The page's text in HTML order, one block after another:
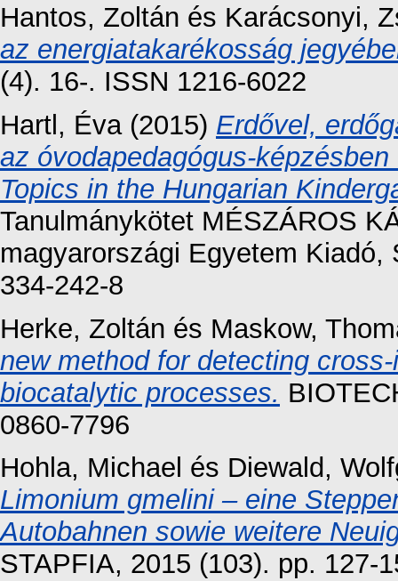
Hantos, Zoltán és Karácsonyi,
az energiatakarékosság
(4). 16-. ISSN 1216-6022
Hartl, Éva(2015) Erdővel,
az óvodapedagógus-
Topics in the Hungarian
Tanulmánykötet MÉSZÁROS
magyarországi Egyetem
334-242-8
Herke, Zoltán és Maskow,
new method for detecting
biocatalytic processes.
0860-7796
Hohla, Michael és Diewald,
Limonium gmelini – eine
Autobahnen sowie weitere
STAPFIA, 2015 (103). pp. 127-